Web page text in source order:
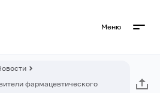
Меню
фармацевтического